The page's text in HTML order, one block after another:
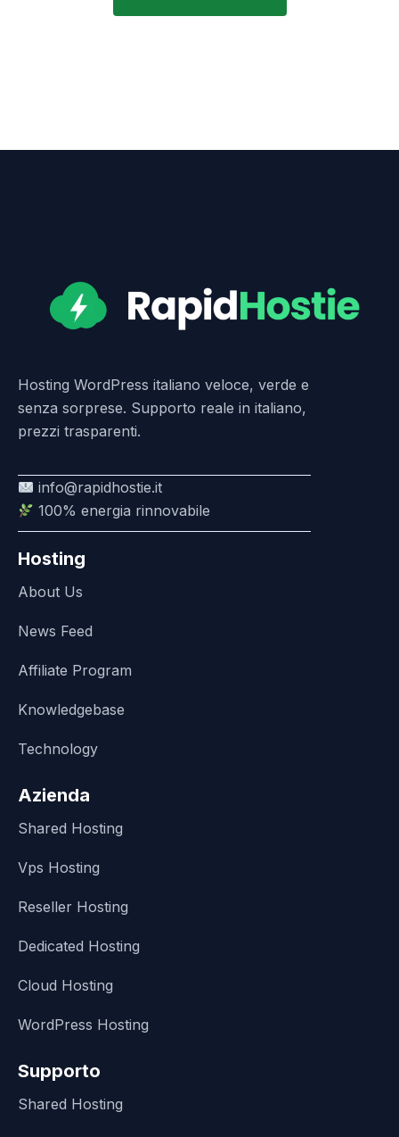
Hosting WordPress italiano veloce, verde e
senza sorprese. Supporto reale in italiano,
prezzi trasparenti.
info@rapidhostie.it
100% energia rinnovabile
Hosting
About Us
News Feed
Affiliate Program
Knowledgebase
Technology
Azienda
Shared Hosting
Vps Hosting
Reseller Hosting
Dedicated Hosting
Cloud Hosting
WordPress Hosting
Supporto
Shared Hosting